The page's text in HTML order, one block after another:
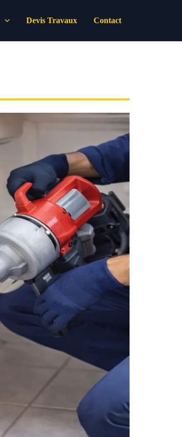
Devis Travaux Contact